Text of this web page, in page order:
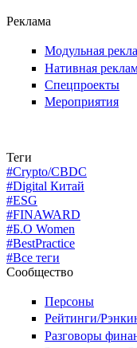
Реклама
Модульная
Нативная
Спецпроекты
Мероприятия
Теги
#Crypto/CBDC
#Digital Китай
#ESG
#FINAWARD
#Б.О Women
#BestPractice
#Все теги
Сообщество
Персоны
Рейтинги/
Разговоры